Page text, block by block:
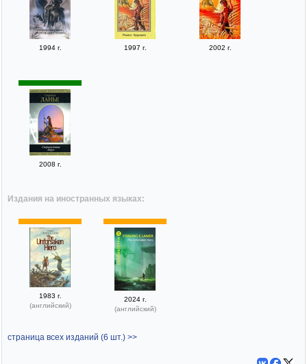
1994 г. 1997 г. 2002 г.
2008 г.
Издания на иностранных языках:
1983 г.
(английский)
2024 г.
(английский)
страница всех изданий (6 шт.) >>